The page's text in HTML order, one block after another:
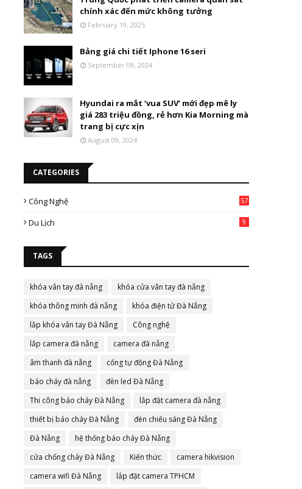
chính xác đến mức không tưởng
February 19, 2025
Bảng giá chi tiết Iphone 16 seri
September 09, 2024
Hyundai ra mắt ‘vua SUV’ mới đẹp mê ly
giá 283 triệu đồng, rẻ hơn Kia Morning mà
trang bị cực xịn
August 09, 2024
CATEGORIES
Công Nghệ 57
Du Lịch 9
TAGS
khóa vân tay đà nẵng
khóa cửa vân tay đà nẵng
khóa thông minh đà nẵng
khóa điện tử Đà Nẵng
lắp khóa vân tay Đà Nẵng
Công nghệ
lắp camera đà nẵng
camera đà nẵng
âm thanh đà nẵng
cổng tự động Đà Nẵng
báo cháy đà nẵng
đèn led Đà Nẵng
Thi công báo cháy Đà Nẵng
lắp đặt camera đà nẵng
thiết bị báo cháy Đà Nẵng
đèn chiếu sáng Đà Nẵng
Đà Nẵng
hệ thống báo cháy Đà Nẵng
cửa chống cháy Đà Nẵng
Kiến thức
camera hikvision
camera wifi Đà Nẵng
lắp đặt camera TPHCM